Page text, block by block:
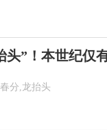
头”！本世纪仅
春分,龙抬头